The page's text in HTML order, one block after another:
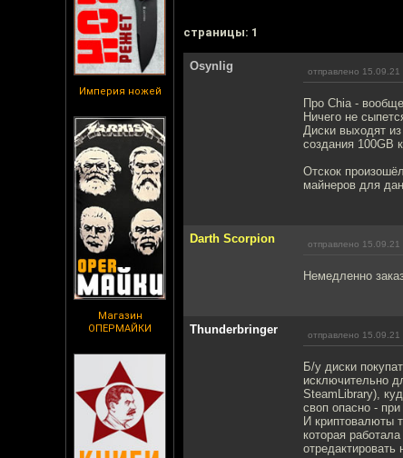
Империя ножей
Магазин
ОПЕРМАЙКИ
cтраницы: 1
Osynlig отправлено 15.09.21
Про Chia -
Ничего не
Диски выходят
создания 100GB
Отскок
майнеров для
Darth Scorpion отправлено 15.09.21
Немедленно
Thunderbringer отправлено 15.09.21
Б/у диски
исключительно
SteamLibrary),
своп опасно -
И криптовалюты
которая